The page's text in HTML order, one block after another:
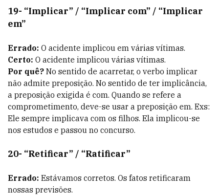
19- “Implicar” / “Implicar com” / “Implicar
em”
Errado: O acidente implicou em várias vítimas.
Certo: O acidente implicou várias vítimas.
Por quê? No sentido de acarretar, o verbo implicar
não admite preposição. No sentido de ter implicância,
a preposição exigida é com. Quando se refere a
comprometimento, deve-se usar a preposição em. Exs:
Ele sempre implicava com os filhos. Ela implicou-se
nos estudos e passou no concurso.
20- “Retificar” / “Ratificar”
Errado: Estávamos corretos. Os fatos retificaram
nossas previsões.